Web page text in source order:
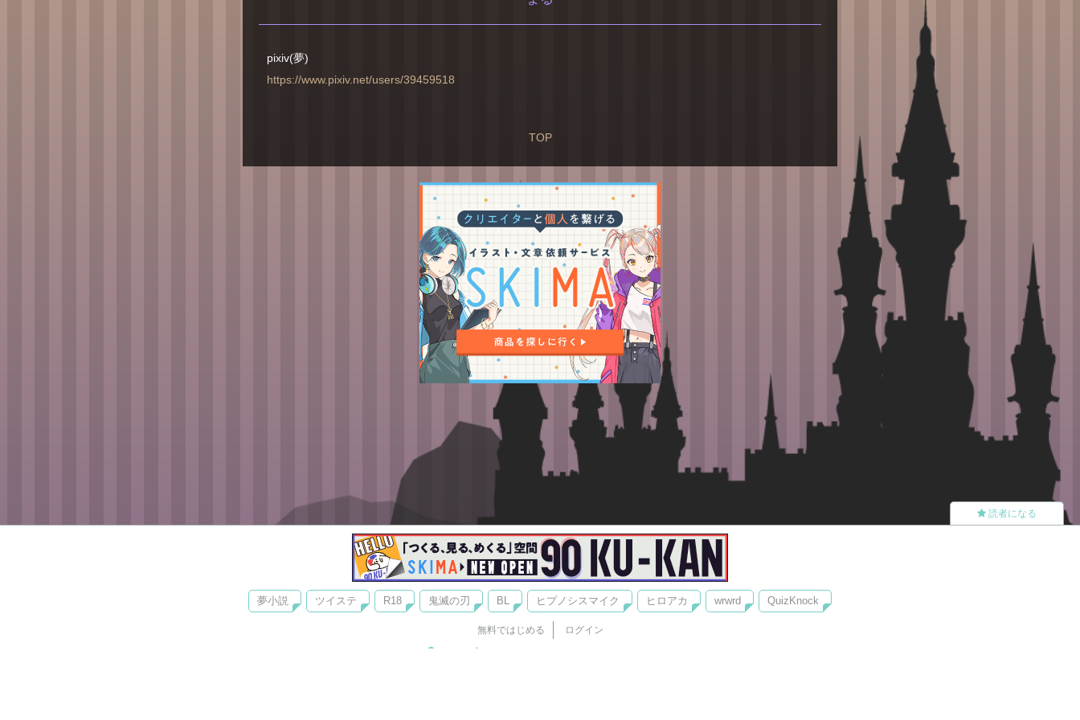
pixiv(夢)
https://www.pixiv.net/users/39459518
TOP
夢小説 ツイステ R18 鬼滅の刃 BL ヒプノシスマイク ヒロアカ wrwrd QuizKnock
無料ではじめる ログイン
読者になる